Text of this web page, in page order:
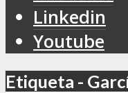
Linkedin
Youtube
Etiqueta -